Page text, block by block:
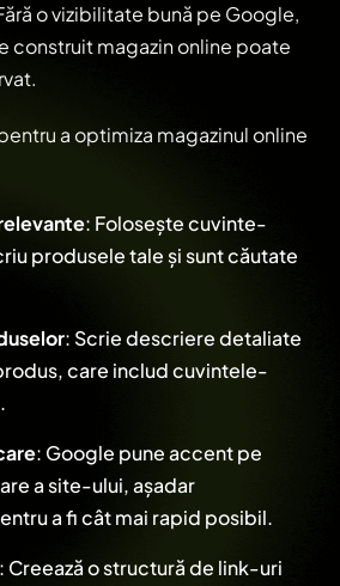
o vizibilitate bună pe Google,
construit magazin online poate
a optimiza magazinul online
: Folosește cuvinte-
produsele tale și sunt căutate
: Scrie descriere detaliate
care includ cuvintele-
: Google pune accent pe
a site-ului, așadar
a fi cât mai rapid posibil.
: Creează o structură de link-uri